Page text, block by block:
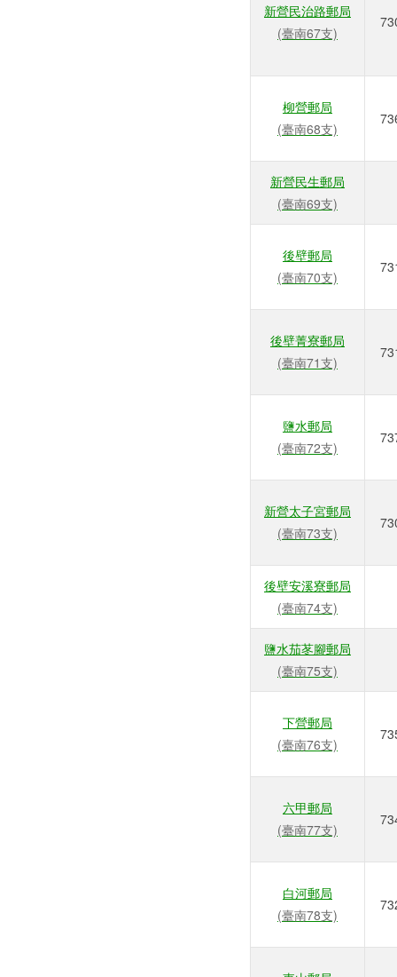
新營民治路郵局
(臺南67支)
柳營郵局
(臺南68支)
新營民生郵局
(臺南69支)
後壁郵局
(臺南70支)
後壁菁寮郵局
(臺南71支)
鹽水郵局
(臺南72支)
新營太子宮郵局
(臺南73支)
後壁安溪寮郵局
(臺南74支)
鹽水茄苳腳郵局
(臺南75支)
下營郵局
(臺南76支)
六甲郵局
(臺南77支)
白河郵局
(臺南78支)